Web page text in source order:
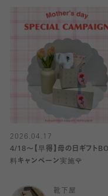
2026.04.17
4/18〜【早得】母の日ギフト
料キャンペーン実施🌹
靴下屋